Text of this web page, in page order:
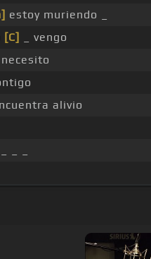
estoy muriendo _
[C]
_ vengo
alivio